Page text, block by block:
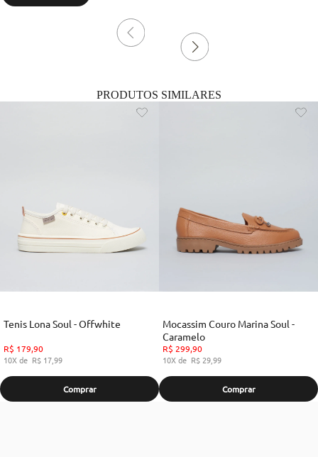
PRODUTOS SIMILARES
Tenis Lona Soul - Offwhite
R$ 179,90
10
R$ 17,99
Comprar
Mocassim Couro Marina Soul -
Caramelo
R$ 299,90
10
R$ 29,99
Comprar